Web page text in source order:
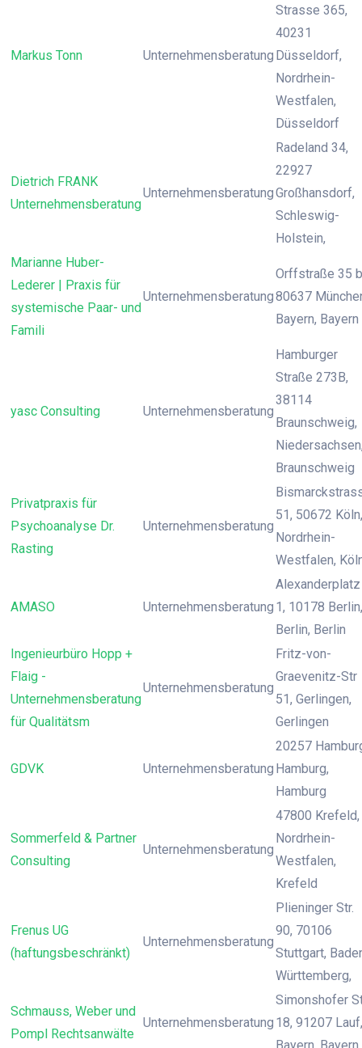
Markus Tonn Unternehmensberatung
Strasse 365,
40231
Düsseldorf,
Nordrhein-
Westfalen,
Düsseldorf
Dietrich FRANK
Unternehmensberatung
Unternehmensberatung
Radeland 34,
22927
Großhansdorf,
Schleswig-
Holstein,
Marianne Huber-
Lederer | Praxis für
systemische Paar- und
Famili
Unternehmensberatung
Orffstraße 35
80637
Bayern, Bayern
yasc Consulting Unternehmensberatung
Hamburger
Straße 273B,
38114
Braunschweig,
Braunschweig
Privatpraxis für
Psychoanalyse Dr.
Rasting
Unternehmensberatung
51, 50672 Köln,
Nordrhein-
Westfalen,
AMASO Unternehmensberatung
Alexanderplatz
1, 10178 Berlin,
Berlin, Berlin
Ingenieurbüro Hopp +
Flaig -
Unternehmensberatung
für Qualitätsm
Unternehmensberatung
Fritz-von-
Graevenitz-Str
51, Gerlingen,
Gerlingen
GDVK Unternehmensberatung
20257
Hamburg,
Hamburg
Sommerfeld & Partner
Consulting
Unternehmensberatung
47800 Krefeld,
Nordrhein-
Westfalen,
Krefeld
Frenus UG
(haftungsbeschränkt)
Unternehmensberatung
Plieninger Str.
90, 70106
Stuttgart,
Württemberg,
Schmauss, Weber und
Pompl Rechtsanwälte
Unternehmensberatung
Simonshofer
18, 91207 Lauf,